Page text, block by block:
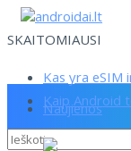
SKAITOMIAUSI
Kas yra eSIM
Kaip Android
Naujienos